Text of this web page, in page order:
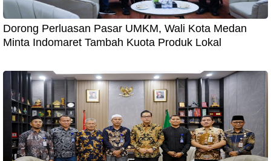
Dorong Perluasan Pasar UMKM, Wali Kota Medan
Minta Indomaret Tambah Kuota Produk Lokal